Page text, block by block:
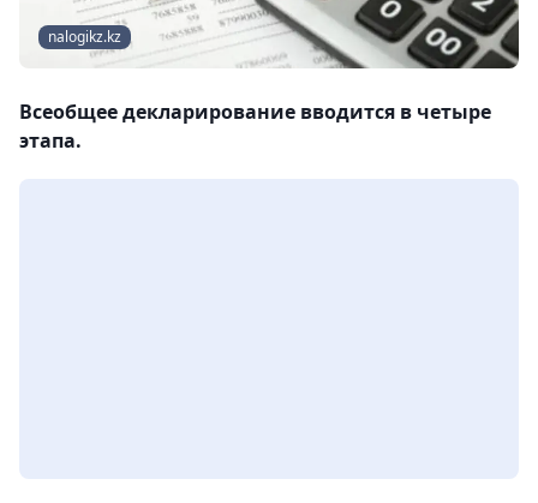
nalogikz.kz
Всеобщее декларирование вводится в четыре
этапа.